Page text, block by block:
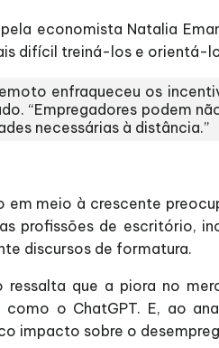
economista Natalia
difícil treiná-los e orientá-
enfraqueceu os
“Empregadores podem
necessárias à distância.”
em meio à crescente
profissões de escritório,
discursos de formatura.
ressalta que a piora no
o ChatGPT. E, ao
impacto sobre o